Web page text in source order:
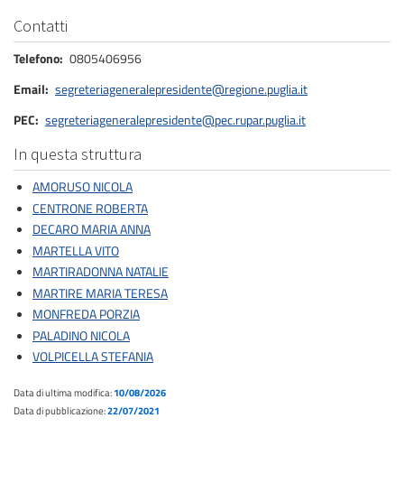
Contatti
Telefono 0805406956
Email segreteriageneralepresidente@regione.puglia.it
PEC segreteriageneralepresidente@pec.rupar.puglia.it
In questa struttura
AMORUSO NICOLA
CENTRONE ROBERTA
DECARO MARIA ANNA
MARTELLA VITO
MARTIRADONNA NATALIE
MARTIRE MARIA TERESA
MONFREDA PORZIA
PALADINO NICOLA
VOLPICELLA STEFANIA
Data di ultima modifica:10/08/2026
Data di pubblicazione:22/07/2021